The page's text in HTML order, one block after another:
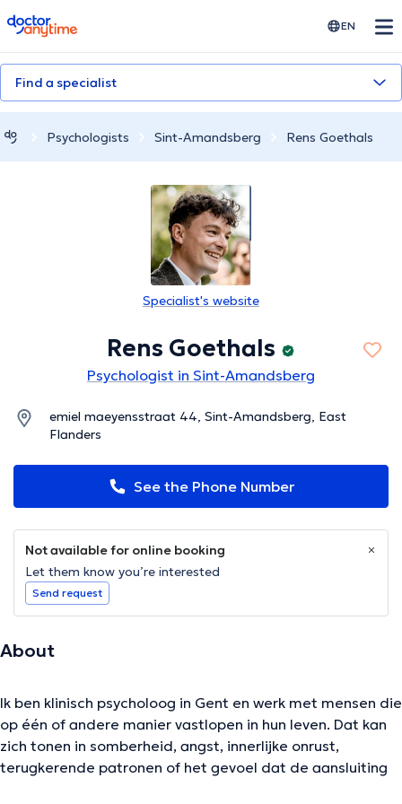
doctoranytime EN
Find a specialist
Psychologists Sint-Amandsberg Rens Goethals
Specialist's website
Rens Goethals
Psychologist in Sint-Amandsberg
emiel maeyensstraat 44, Sint-Amandsberg, East
Flanders
See the Phone Number
Not available for online booking
Let them know you’re interested
Send request
About
Ik ben klinisch psycholoog in Gent en werk met mensen die
op één of andere manier vastlopen in hun leven. Dat kan
zich tonen in somberheid, angst, innerlijke onrust,
terugkerende patronen of het gevoel dat de aansluiting